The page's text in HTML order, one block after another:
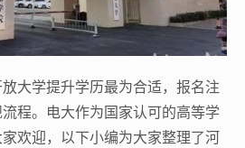
大学提升学历最为合适，报名注
程。电大作为国家认可的高等学
欢迎，以下小编为大家整理了河